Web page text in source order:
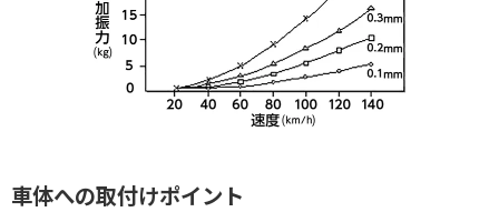
車体への取付けポイント